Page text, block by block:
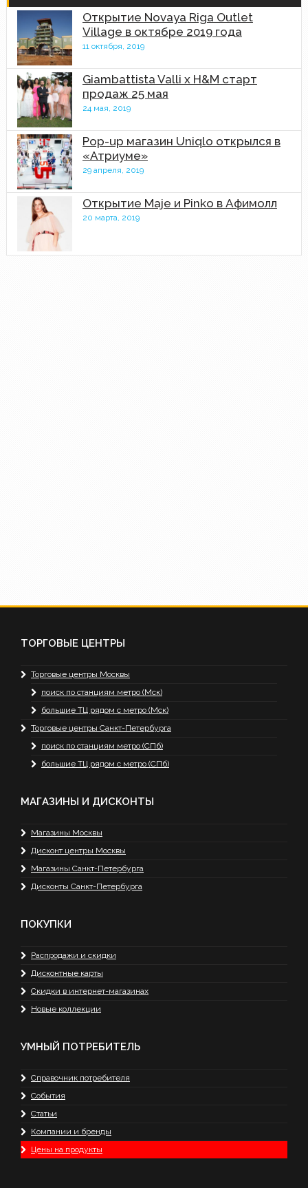
Открытие Novaya Riga Outlet
Village в октябре 2019 года
11 октября, 2019
Giambattista Valli x H&M старт
продаж 25 мая
24 мая, 2019
Pop-up магазин Uniqlo открылся в
«Атриуме»
29 апреля, 2019
Открытие Maje и Pinko в Афимолл
20 марта, 2019
ТОРГОВЫЕ ЦЕНТРЫ
Торговые центры Москвы
поиск по станциям метро (Мск)
большие ТЦ рядом с метро (Мск)
Торговые центры Санкт-Петербурга
поиск по станциям метро (СПб)
большие ТЦ рядом с метро (СПб)
МАГАЗИНЫ И ДИСКОНТЫ
Магазины Москвы
Дисконт центры Москвы
Магазины Санкт-Петербурга
Дисконты Санкт-Петербурга
ПОКУПКИ
Распродажи и скидки
Дисконтные карты
Скидки в интернет-магазинах
Новые коллекции
УМНЫЙ ПОТРЕБИТЕЛЬ
Справочник потребителя
События
Статьи
Компании и бренды
Цены на продукты